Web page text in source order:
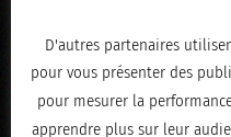
D'autres partenaires
pour vous présenter des
pour mesurer la
apprendre plus sur leur